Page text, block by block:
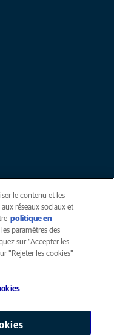
le contenu et les
réseaux sociaux et
politique en
paramètres des
sur "Accepter les
"Rejeter les cookies"